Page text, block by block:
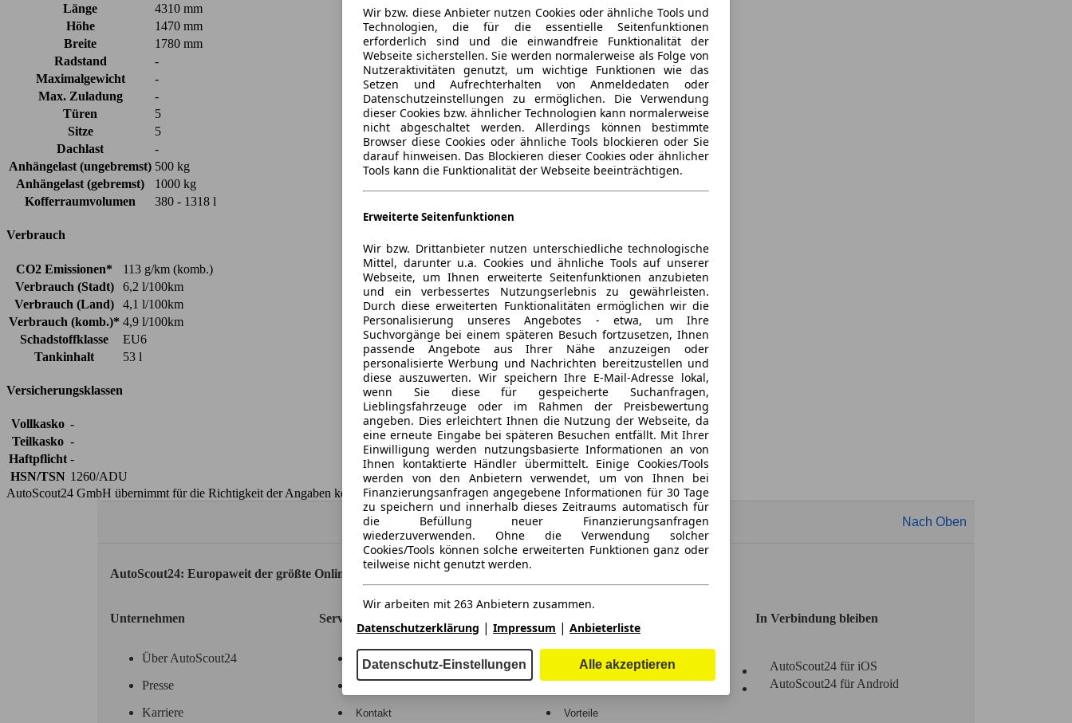
Länge
4310 mm
Höhe
1470 mm
Breite
1780 mm
Radstand
-
Maximalgewicht
-
Max. Zuladung
-
Türen
5
Sitze
5
Dachlast
-
Anhängelast (ungebremst) 500 kg
Anhängelast (gebremst)
1000 kg
Kofferraumvolumen
380 - 1318 l
Verbrauch
CO2 Emissionen*
113 g/km (komb.)
Verbrauch (Stadt)
6,2 l/100km
Verbrauch (Land)
4,1 l/100km
Verbrauch (komb.)* 4,9 l/100km
Schadstoffklasse
EU6
Tankinhalt
53 l
Versicherungsklassen
Vollkasko -
Teilkasko -
Haftpflicht -
HSN/TSN 1260/ADU
AutoScout24 GmbH übernimmt für die Richtigkeit der Angaben keine Gewähr.
Nach Oben
AutoScout24: Europaweit der größte Online-Automarkt.
Unternehmen
Über AutoScout24
Presse
Karriere
Service
Hilfe
Kontakt
Anmelden
Vorteile
In Verbindung bleiben
AutoScout24 für iOS
AutoScout24 für Android
Wir bzw. diese Anbieter nutzen Cookies oder ähnliche Tools und
Technologien, die für die essentielle Seitenfunktionen
erforderlich sind und die einwandfreie Funktionalität der
Webseite sicherstellen. Sie werden normalerweise als Folge von
Nutzeraktivitäten genutzt, um wichtige Funktionen wie das
Setzen und Aufrechterhalten von Anmeldedaten oder
Datenschutzeinstellungen zu ermöglichen. Die Verwendung
dieser Cookies bzw. ähnlicher Technologien kann normalerweise
nicht abgeschaltet werden. Allerdings können bestimmte
Browser diese Cookies oder ähnliche Tools blockieren oder Sie
darauf hinweisen. Das Blockieren dieser Cookies oder ähnlicher
Tools kann die Funktionalität der Webseite beeinträchtigen.
Erweiterte Seitenfunktionen
Wir bzw. Drittanbieter nutzen unterschiedliche technologische
Mittel, darunter u.a. Cookies und ähnliche Tools auf unserer
Webseite, um Ihnen erweiterte Seitenfunktionen anzubieten
und ein verbessertes Nutzungserlebnis zu gewährleisten.
Durch diese erweiterten Funktionalitäten ermöglichen wir die
Personalisierung unseres Angebotes - etwa, um Ihre
Suchvorgänge bei einem späteren Besuch fortzusetzen, Ihnen
passende Angebote aus Ihrer Nähe anzuzeigen oder
personalisierte Werbung und Nachrichten bereitzustellen und
diese auszuwerten. Wir speichern Ihre E-Mail-Adresse lokal,
wenn Sie diese für gespeicherte Suchanfragen,
Lieblingsfahrzeuge oder im Rahmen der Preisbewertung
angeben. Dies erleichtert Ihnen die Nutzung der Webseite, da
eine erneute Eingabe bei späteren Besuchen entfällt. Mit Ihrer
Einwilligung werden nutzungsbasierte Informationen an von
Ihnen kontaktierte Händler übermittelt. Einige Cookies/Tools
werden von den Anbietern verwendet, um von Ihnen bei
Finanzierungsanfragen angegebene Informationen für 30 Tage
zu speichern und innerhalb dieses Zeitraums automatisch für
die Befüllung neuer Finanzierungsanfragen
wiederzuverwenden. Ohne die Verwendung solcher
Cookies/Tools können solche erweiterten Funktionen ganz oder
teilweise nicht genutzt werden.
Wir arbeiten mit 263 Anbietern zusammen.
Datenschutzerklärung | Impressum | Anbieterliste
Datenschutz-Einstellungen Alle akzeptieren